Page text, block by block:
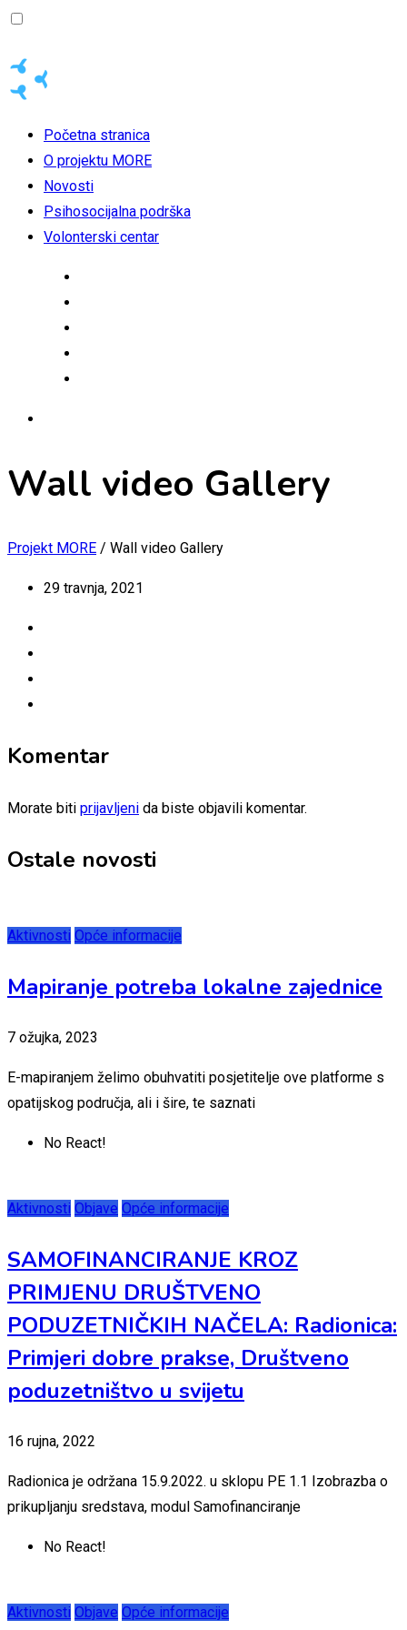
Početna stranica
O projektu MORE
Novosti
Psihosocijalna podrška
Volonterski centar
Wall video Gallery
Projekt MORE / Wall video Gallery
29 travnja, 2021
Komentar
Morate biti prijavljeni da biste objavili komentar.
Ostale novosti
Aktivnosti Opće informacije
Mapiranje potreba lokalne zajednice
7 ožujka, 2023
E-mapiranjem želimo obuhvatiti posjetitelje ove platforme s
opatijskog područja, ali i šire, te saznati
No React!
Aktivnosti Objave Opće informacije
SAMOFINANCIRANJE KROZ
PRIMJENU DRUŠTVENO
PODUZETNIČKIH NAČELA: Radionica:
Primjeri dobre prakse, Društveno
poduzetništvo u svijetu
16 rujna, 2022
Radionica je održana 15.9.2022. u sklopu PE 1.1 Izobrazba o
prikupljanju sredstava, modul Samofinanciranje
No React!
Aktivnosti Objave Opće informacije